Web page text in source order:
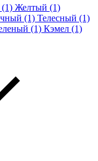
Желтый (1)
(1) Телесный (1)
(1) Кэмел (1)